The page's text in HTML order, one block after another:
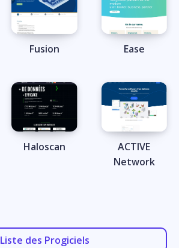
Fusion Ease
Haloscan
ACTIVE
Network
Liste des Progiciels